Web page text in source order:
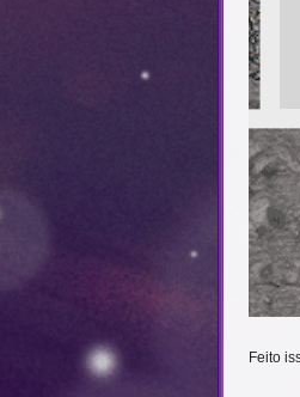
Feito